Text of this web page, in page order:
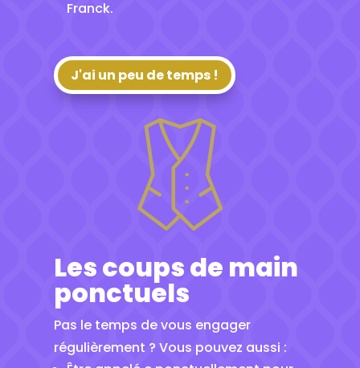
Franck.
J'ai un peu de temps !
Les coups de main
ponctuels
Pas le temps de vous engager
régulièrement ? Vous pouvez aussi :